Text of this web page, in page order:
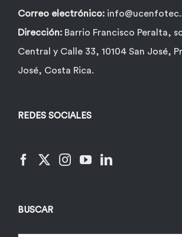
Correo electrónico:
Dirección: Barrio Francisco Peralta,
Central y Calle 33, 10104 San José,
José, Costa Rica.
REDES SOCIALES
BUSCAR